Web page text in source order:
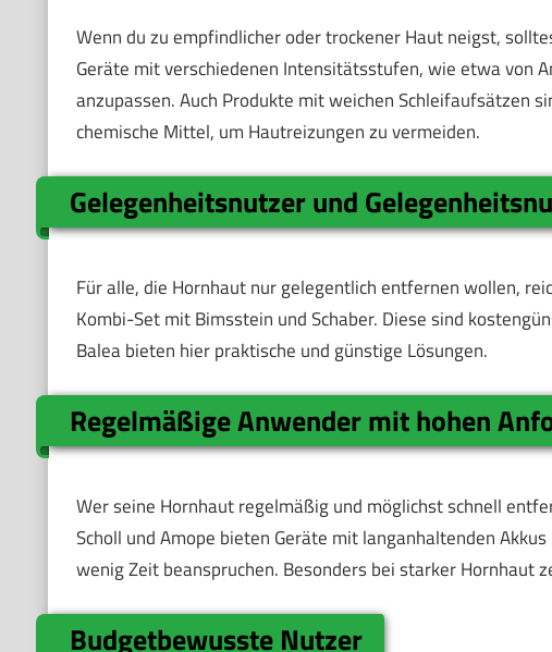
Wenn du zu empfindlicher oder trockener Haut neigst,
Geräte mit verschiedenen Intensitätsstufen, wie etwa von
anzupassen. Auch Produkte mit weichen Schleifaufsätzen
chemische Mittel, um Hautreizungen zu vermeiden.
Gelegenheitsnutzer und
Für alle, die Hornhaut nur gelegentlich entfernen wollen,
Kombi-Set mit Bimsstein und Schaber. Diese sind
Balea bieten hier praktische und günstige Lösungen.
Regelmäßige Anwender mit hohen
Wer seine Hornhaut regelmäßig und möglichst schnell
Scholl und Amope bieten Geräte mit langanhaltenden
wenig Zeit beanspruchen. Besonders bei starker Hornhaut
Budgetbewusste Nutzer